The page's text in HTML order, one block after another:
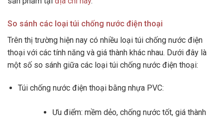
So sánh các loại túi chống nước điện thoại
Trên thị trường hiện nay có nhiều loại túi chống nước điện
thoại với các tính năng và giá thành khác nhau. Dưới đây là
một số so sánh giữa các loại túi chống nước điện thoại:
Túi chống nước điện thoại bằng nhựa PVC:
Ưu điểm: mềm dẻo, chống nước tốt, giá thành